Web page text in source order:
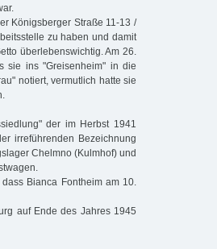
Königsberger Straße 11-13 /
zu haben und damit
überlebenswichtig. Am 26.
sie ins "Greisenheim" in die
notiert, vermutlich hatte sie
der im Herbst 1941
irreführenden Bezeichnung
Chelmno (Kulmhof) und
Bianca Fontheim am 10.
auf Ende des Jahres 1945